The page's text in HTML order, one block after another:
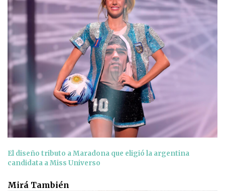
El diseño tributo a Maradona que eligió la argentina
candidata a Miss Universo
Mirá También